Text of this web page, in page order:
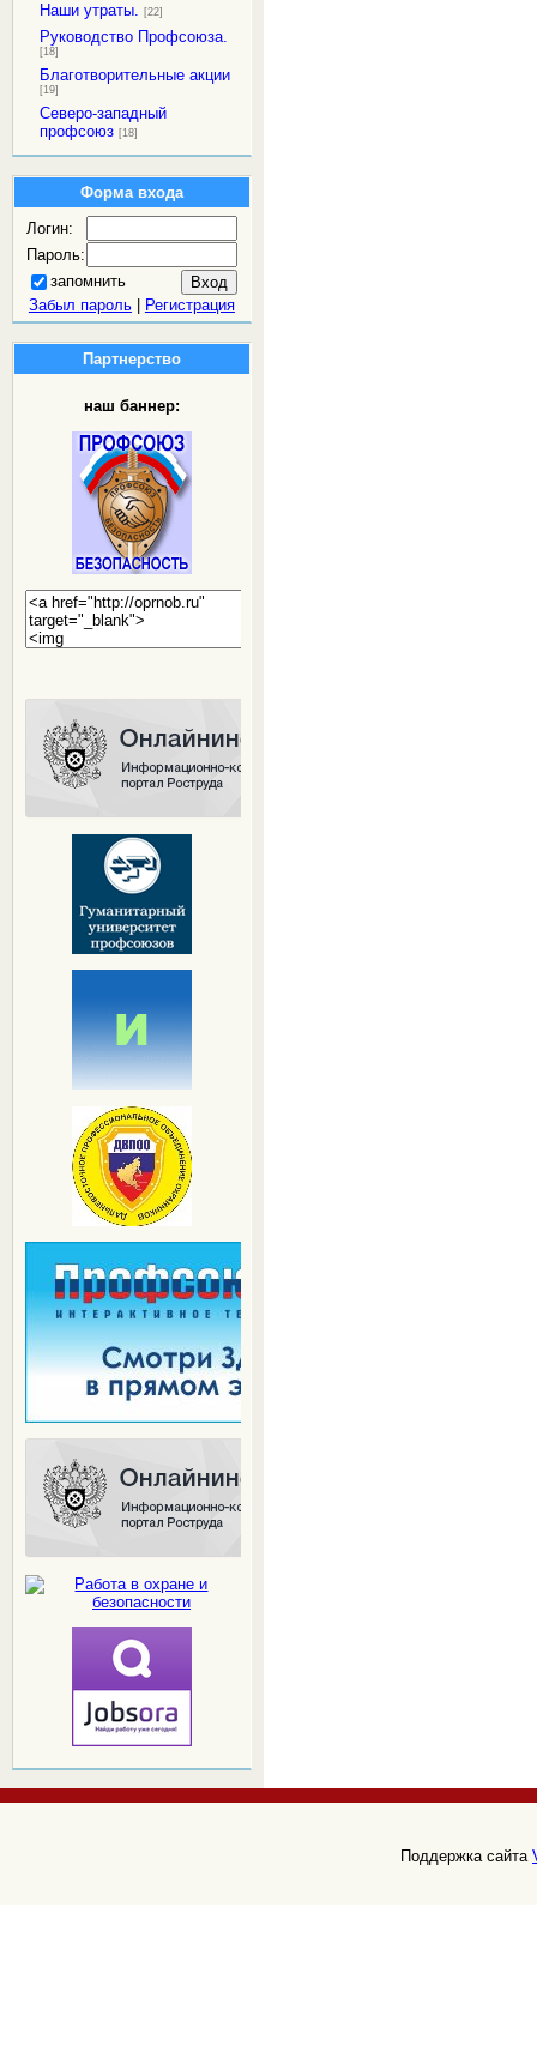
Наши утраты. [22]
Руководство Профсоюза.
[18]
Благотворительные акции
[19]
Северо-западный
профсоюз [18]
Форма входа
Логин:
Пароль:
запомнить
Забыл пароль| Регистрация
Партнерство
наш баннер:
Поддержка сайта